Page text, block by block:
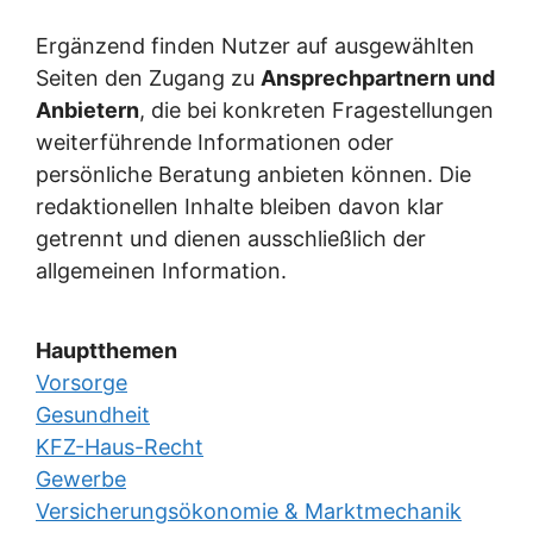
Ergänzend finden Nutzer auf ausgewählten
Seiten den Zugang zu Ansprechpartnern und
Anbietern, die bei konkreten Fragestellungen
weiterführende Informationen oder
persönliche Beratung anbieten können. Die
redaktionellen Inhalte bleiben davon klar
getrennt und dienen ausschließlich der
allgemeinen Information.
Hauptthemen
Vorsorge
Gesundheit
KFZ-Haus-Recht
Gewerbe
Versicherungsökonomie & Marktmechanik